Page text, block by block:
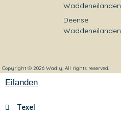
Waddeneilanden
Deense
Waddeneilanden
Copyright © 2026 Wadly, All rights reserved.
Eilanden
Texel